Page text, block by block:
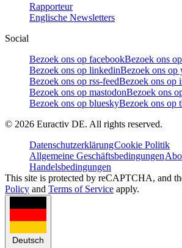
Rapporteur
Englische Newsletters
Social
Bezoek ons op facebookBezoek ons
Bezoek ons op linkedinBezoek ons op
Bezoek ons op rss-feedBezoek ons op
Bezoek ons op mastodonBezoek ons
Bezoek ons op blueskyBezoek ons op
© 2026 Euractiv DE. All rights reserved.
DatenschutzerklärungCookie Politik
Allgemeine Geschäftsbedingungen
Handelsbedingungen
This site is protected by reCAPTCHA, and
Policy and Terms of Service apply.
Deutsch